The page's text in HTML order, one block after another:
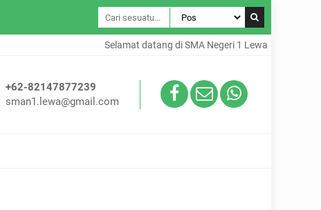
Selamat datang di SMA Negeri 1 Lewa
+62-82147877239
sman1.lewa@gmail.com